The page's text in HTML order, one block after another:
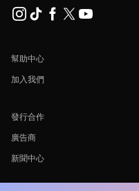
幫助中心
加入我們
發行合作
廣告商
新聞中心